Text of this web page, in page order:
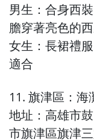
男生：合身西
膽穿著亮色的
女生：長裙禮
適合
11. 旗津區：
地址：高雄市
市旗津區旗津